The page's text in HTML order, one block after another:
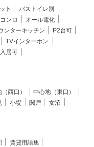
ト
バストイレ別
コンロ
オール電化
ンターキッチン
P2台可
TVインターホン
居可
西口）
中心地（東口）
小堤 関戸
女沼
賃貸用語集